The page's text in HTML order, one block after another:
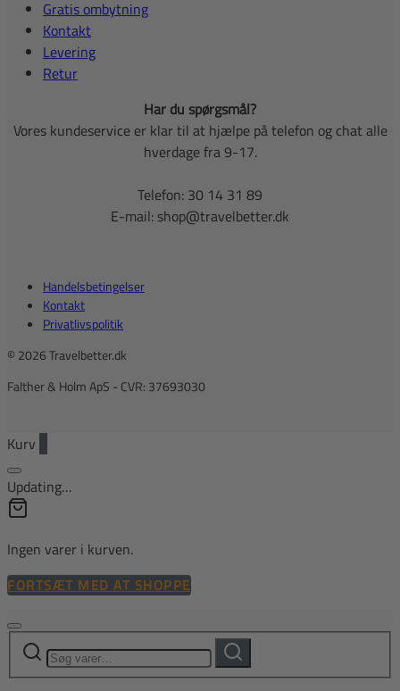
Gratis ombytning
Kontakt
Levering
Retur
Har du spørgsmål?
Vores kundeservice er klar til at hjælpe på telefon og chat alle
hverdage fra 9-17.
Telefon: 30 14 31 89
E-mail: shop@travelbetter.dk
Handelsbetingelser
Kontakt
Privatlivspolitik
© 2026 Travelbetter.dk
Falther & Holm ApS - CVR: 37693030
Kurv
Updating…
Ingen varer i kurven.
FORTSÆT MED AT SHOPPE
Søg
efter:
Søg